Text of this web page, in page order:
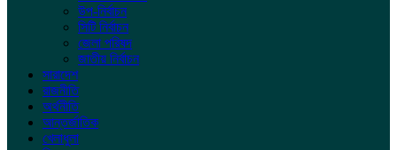
উপ-নির্বাচন
সিটি নির্বাচন
জেলা পরিষদ
জাতীয় নির্বাচন
সারাদেশ
রাজনীতি
অর্থনীতি
আন্তর্জাতিক
খেলাধুলা